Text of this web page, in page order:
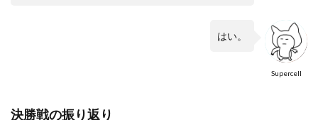
Supercell
はい。
決勝戦の振り返り